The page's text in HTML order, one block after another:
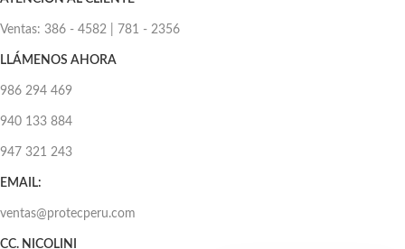
Ventas: 386 - 4582 | 781 - 2356
LLÁMENOS AHORA
986 294 469
940 133 884
947 321 243
EMAIL:
ventas@protecperu.com
CC. NICOLINI